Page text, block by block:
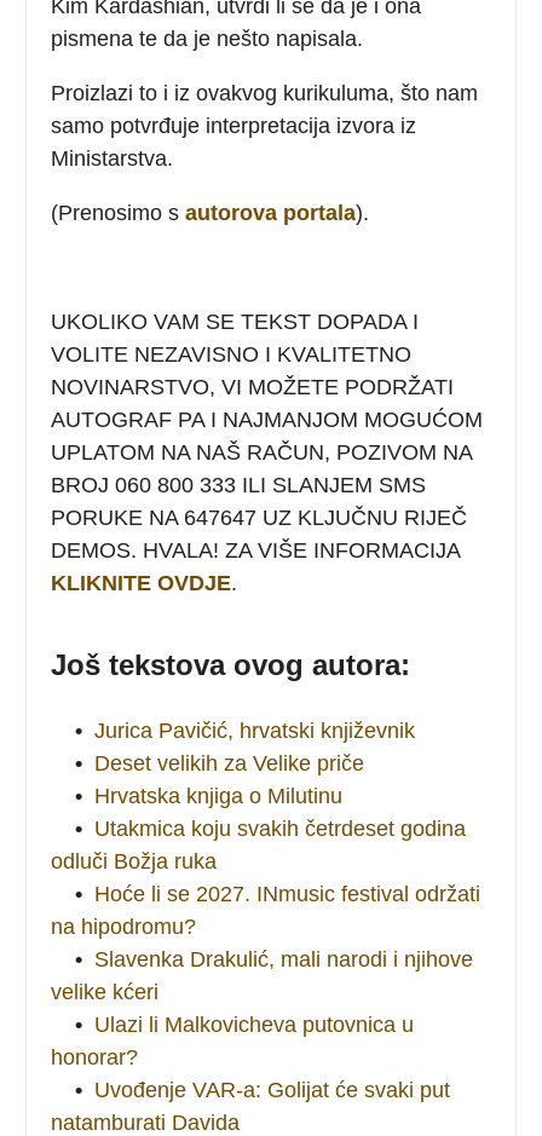
Kim Kardashian, utvrdi li se da je i ona
pismena te da je nešto napisala.
Proizlazi to i iz ovakvog kurikuluma, što nam
samo potvrđuje interpretacija izvora iz
Ministarstva.
(Prenosimo sautorova portala).
UKOLIKO VAM SE TEKST DOPADA I
VOLITE NEZAVISNO I KVALITETNO
NOVINARSTVO, VI MOŽETE PODRŽATI
AUTOGRAF PA I NAJMANJOM MOGUĆOM
UPLATOM NA NAŠ RAČUN, POZIVOM NA
BROJ 060 800 333 ILI SLANJEM SMS
PORUKE NA 647647 UZ KLJUČNU RIJEČ
DEMOS. HVALA! ZA VIŠE INFORMACIJA
KLIKNITE OVDJE.
Još tekstova ovog autora:
• Jurica Pavičić, hrvatski književnik
• Deset velikih za Velike priče
• Hrvatska knjiga o Milutinu
• Utakmica koju svakih četrdeset godina
odluči Božja ruka
• Hoće li se 2027. INmusic festival održati
na hipodromu?
• Slavenka Drakulić, mali narodi i njihove
velike kćeri
• Ulazi li Malkovicheva putovnica u
honorar?
• Uvođenje VAR-a: Golijat će svaki put
natamburati Davida